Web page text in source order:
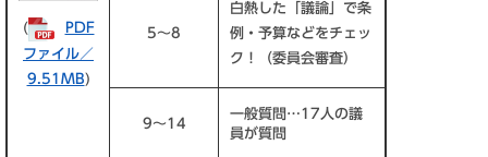
(
PDF
ファイル／
9.51MB)
5～8
白熱した「議論」で条
例・予算などをチェッ
ク！（委員会審査）
9～14
一般質問…17人の議
員が質問